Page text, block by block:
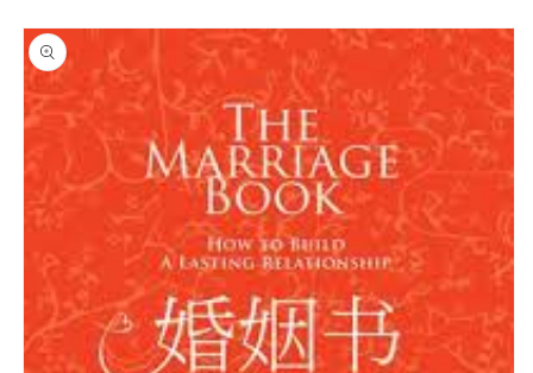
Skip to
product
information